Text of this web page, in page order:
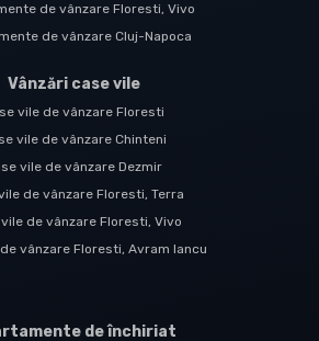
de vânzare Floresti, Vivo
de vânzare Cluj-Napoca
Vânzări case vile
vile de vânzare Floresti
vile de vânzare Chinteni
vile de vânzare Dezmir
de vânzare Floresti, Terra
de vânzare Floresti, Vivo
vânzare Floresti, Avram Iancu
de închiriat